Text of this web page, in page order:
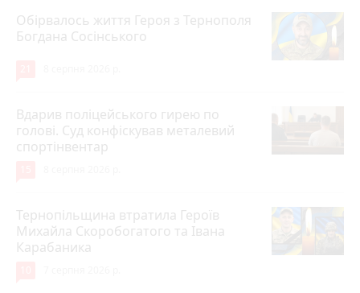
Обірвалось життя Героя з Тернополя
Богдана Сосінського
Вдарив поліцейського гирею по
голові. Суд конфіскував металевий
спортінвентар
Тернопільщина втратила Героїв
Михайла Скоробогатого та Івана
Карабаника